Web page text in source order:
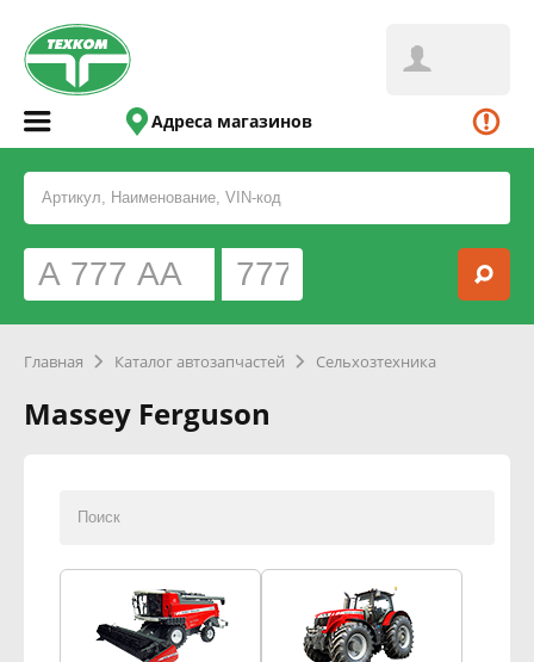
Адреса магазинов
Главная Каталог автозапчастей Сельхозтехника
Massey Ferguson